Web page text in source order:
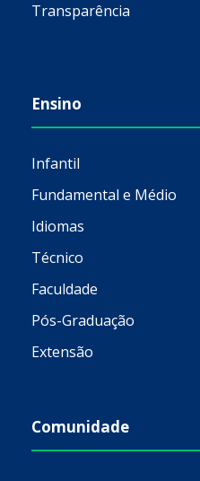
Transparência
Ensino
Infantil
Fundamental e Médio
Idiomas
Técnico
Faculdade
Pós-Graduação
Extensão
Comunidade